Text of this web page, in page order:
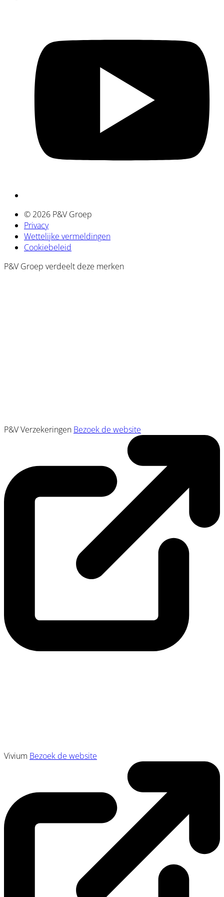
© 2026 P&V Groep
Privacy
Wettelijke vermeldingen
Cookiebeleid
P&V Groep verdeelt deze merken
P&V Verzekeringen Bezoek de website
Vivium Bezoek de website